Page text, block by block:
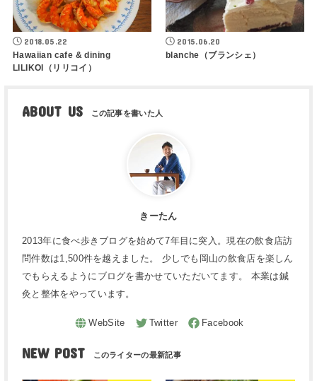
2018.05.22
Hawaiian cafe & dining
LILIKOI（リリコイ）
2015.06.20
blanche（ブランシェ）
ABOUT US
きーたん
2013年に食べ歩きブログを始めて7年目に突入。現在の飲食店訪
問件数は1,500件を越えました。 少しでも岡山の飲食店を楽しん
でもらえるようにブログを書かせていただいてます。 本業は鍼
灸と整体をやっています。
NEW POST